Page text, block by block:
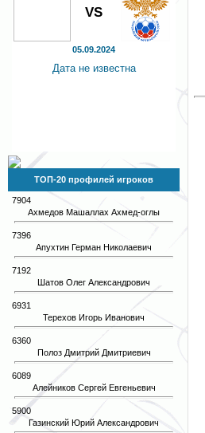
VS
05.09.2024
Дата не известна
ТОП-20 профилей игроков
7904
Ахмедов Машаллах Ахмед-оглы
7396
Апухтин Герман Николаевич
7192
Шатов Олег Александрович
6931
Терехов Игорь Иванович
6360
Полоз Дмитрий Дмитриевич
6089
Алейников Сергей Евгеньевич
5900
Газинский Юрий Александрович